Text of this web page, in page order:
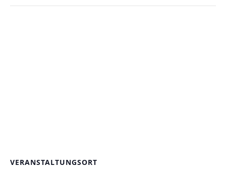
VERANSTALTUNGSORT